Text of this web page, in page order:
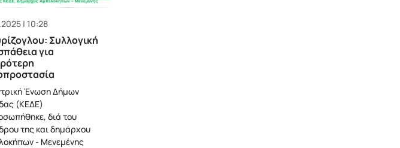
| 10:28
Συλλογική
για
Ένωση Δήμων
(ΚΕΔΕ)
διά του
της και δημάρχου
- Μενεμένης